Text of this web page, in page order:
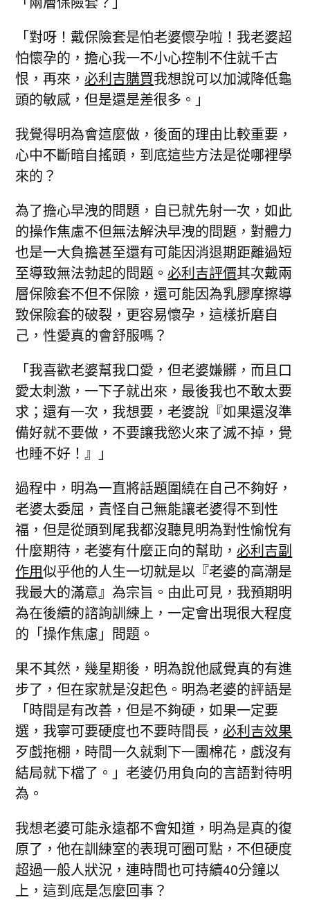
「對呀！戴保險套是怕老婆懷孕啦！我老婆超
怕懷孕的，擔心我一不小心控制不住就千古
恨，再來，必利吉購買我想說可以加減降低龜
頭的敏感，但是還是差很多。」
我覺得明為會這麼做，後面的理由比較重要，
心中不斷暗自搖頭，到底這些方法是從哪裡學
來的？
為了擔心早洩的問題，自已就先射一次，如此
的操作焦慮不但無法解決早洩的問題，對體力
也是一大負擔甚至還有可能因消退期距離過短
至導致無法勃起的問題。必利吉評價其次戴兩
層保險套不但不保險，還可能因為乳膠摩擦導
致保險套的破裂，更容易懷孕，這樣折磨自
己，性愛真的會舒服嗎？
「我喜歡老婆幫我口愛，但老婆嫌髒，而且口
愛太刺激，一下子就出來，最後我也不敢太要
求；還有一次，我想要，老婆說『如果還沒準
備好就不要做，不要讓我慾火來了滅不掉，覺
也睡不好！』」
過程中，明為一直將話題圍繞在自己不夠好，
老婆太委屈，責怪自己無能讓老婆得不到性
福，但是從頭到尾我都沒聽見明為對性愉悅有
什麼期待，老婆有什麼正向的幫助，必利吉副
作用似乎他的人生一切就是以『老婆的高潮是
我最大的滿意』為宗旨。由此可見，我預期明
為在後續的諮詢訓練上，一定會出現很大程度
的「操作焦慮」問題。
果不其然，幾星期後，明為說他感覺真的有進
步了，但在家就是沒起色。明為老婆的評語是
「時間是有改善，但是不夠硬，如果一定要
選，我寧可要硬度也不要時間長，必利吉效果
歹戲拖棚，時間一久就剩下一團棉花，戲沒有
結局就下檔了。」老婆仍用負向的言語對待明
為。
我想老婆可能永遠都不會知道，明為是真的復
原了，他在訓練室的表現可圈可點，不但硬度
超過一般人狀況，連時間也可持續40分鐘以
上，這到底是怎麼回事？